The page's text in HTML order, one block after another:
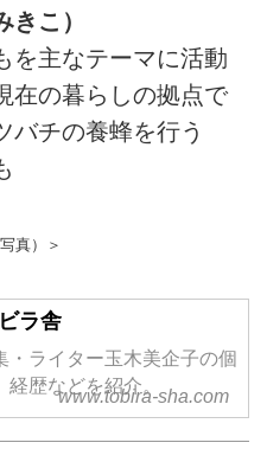
こ）
を主なテーマに活動
在の暮らしの拠点で
バチの養蜂を行う
真）＞
ラ舎
ライター玉木美企子の個
歴などを紹介。
www.tobira-sha.com